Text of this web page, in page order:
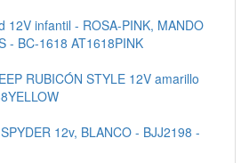
12V infantil - ROSA-PINK, MANDO
- BC-1618 AT1618PINK
RUBICÓN STYLE 12V amarillo
12v, BLANCO - BJJ2198 -